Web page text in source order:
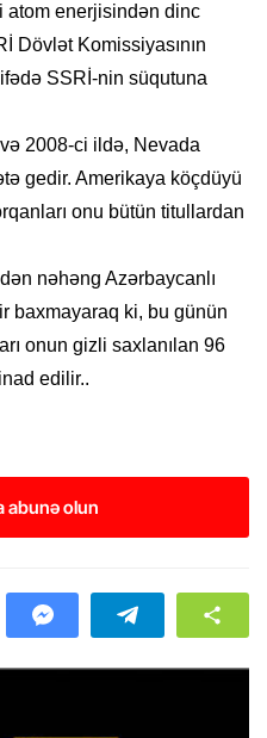
atom enerjisindən dinc
Dövlət Komissiyasının
SSRİ-nin süqutuna
2008-ci ildə, Nevada
gedir. Amerikaya köçdüyü
onu bütün titullardan
nəhəng Azərbaycanlı
baxmayaraq ki, bu günün
onun gizli saxlanılan 96
edilir..
abunə olun